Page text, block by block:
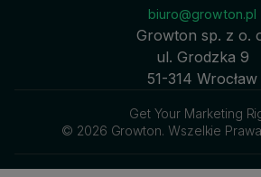
biuro@growton.pl
Growton sp. z o.
ul. Grodzka 9
51-314 Wrocław
Get Your Marketing
© 2026 Growton. Wszelkie